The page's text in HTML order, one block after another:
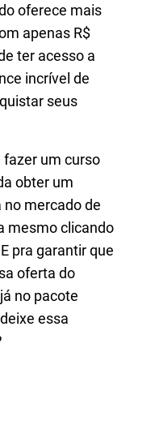
oferece mais
apenas R$
ter acesso a
incrível de
seus
fazer um curso
obter um
mercado de
mesmo clicando
pra garantir que
oferta do
no pacote
essa